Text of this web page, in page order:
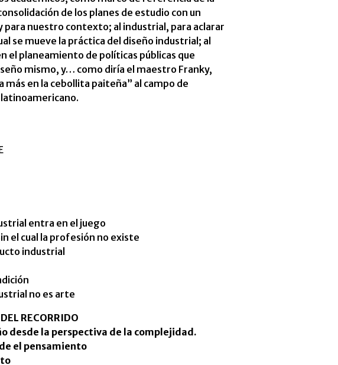
de los planes de estudio con un
nuestro contexto; al industrial, para aclarar
se mueve la práctica del diseño industrial; al
el planeamiento de políticas públicas que
mismo, y… como diría el maestro Franky,
más en la cebollita paiteña” al campo de
entra en el juego
el cual la profesión no existe
industrial
no es arte
RECORRIDO
desde la perspectiva de la complejidad.
el pensamiento